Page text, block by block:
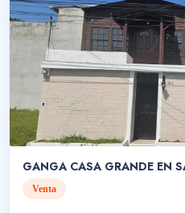
GANGA CASA GRANDE EN
Venta